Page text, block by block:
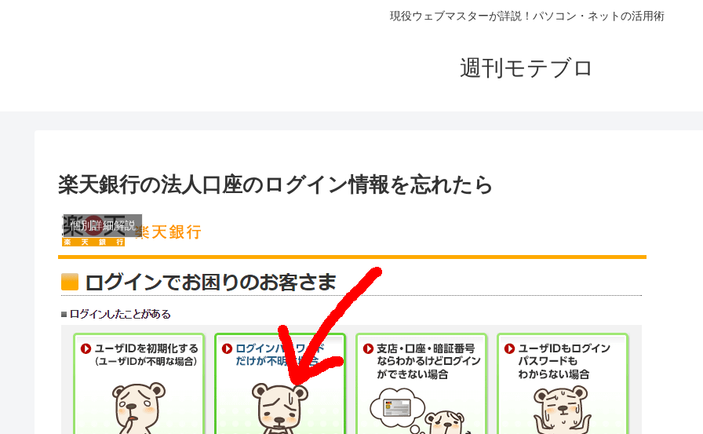
現役ウェブマスターが詳説！パソコン・ネットの活用術
週刊モテブロ
楽天銀行の法人口座のログイン情報を忘れたら
個別詳細解説